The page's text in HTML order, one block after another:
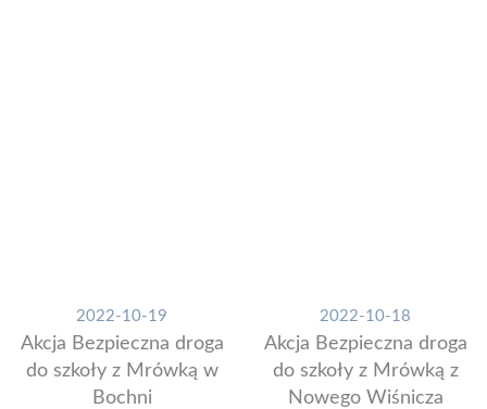
2022-10-19
Akcja Bezpieczna droga
do szkoły z Mrówką w
Bochni
2022-10-18
Akcja Bezpieczna droga
do szkoły z Mrówką z
Nowego Wiśnicza